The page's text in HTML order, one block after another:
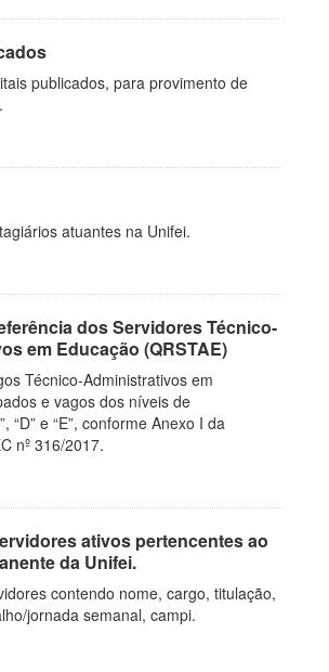
publicados, para provimento de
atuantes na Unifei.
dos Servidores Técnico-
em Educação (QRSTAE)
Técnico-Administrativos em
e vagos dos níveis de
“D” e “E”, conforme Anexo I da
nº 316/2017.
ativos pertencentes ao
da Unifei.
contendo nome, cargo, titulação,
jornada semanal, campi.